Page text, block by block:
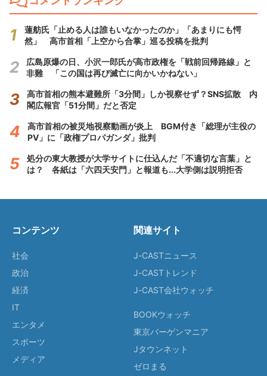
蓮舫氏「止める人は誰もいなかったのか」「あまりにも愕
然」 高市首相「上空から合掌」巡る投稿を批判
広島原爆の日、小沢一郎氏が高市政権を「戦前回帰路線」と
非難 「この国は再び滅亡に向かいかねない」
高市首相の熊本避難所「3分間」しか視察せず？SNS拡散 内
閣広報官「51分間」だと否定
高市首相の被災地視察動画が炎上 BGM付き「総理が主役の
PV」に「政権プロパガンダ」批判
処分の東大教授が大学サイトに仕込んだ「不適切な言葉」と
は？ 各紙は「六四天安門」と報道も...大学側は説明拒否
コンテンツ
社会
政治
経済
IT
エンタメ
スポーツ
メディア
関連サイト
J-CASTニュース
J-CASTトレンド
J-CAST会社ウォッチ
BOOKウォッチ
東京バーゲンマニア
Jタウンネット
ゼロまる